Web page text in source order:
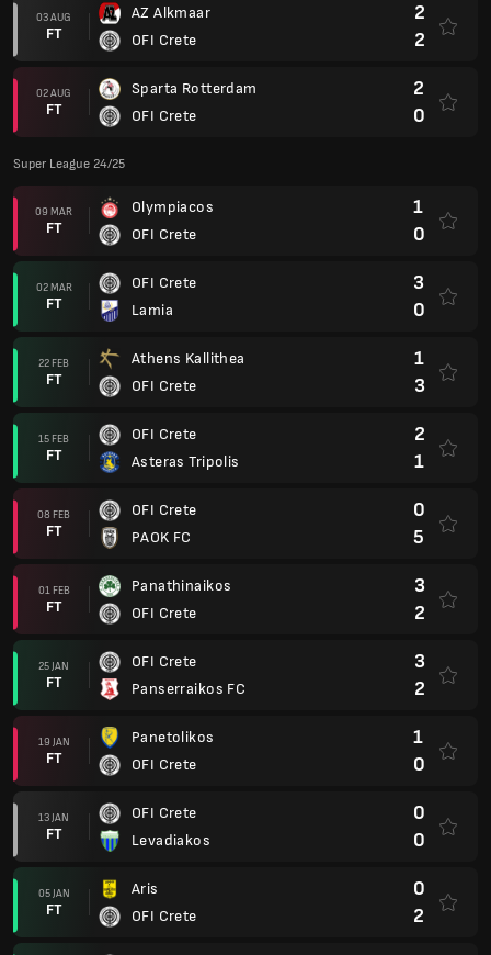
03 AUG
FT
AZ Alkmaar
OFI Crete
2
2
02 AUG
FT
Sparta Rotterdam
OFI Crete
2
0
Super League 24/25
09 MAR
FT
Olympiacos
OFI Crete
1
0
02 MAR
FT
OFI Crete
Lamia
3
0
22 FEB
FT
Athens Kallithea
OFI Crete
1
3
15 FEB
FT
OFI Crete
Asteras Tripolis
2
1
08 FEB
FT
OFI Crete
PAOK FC
0
5
01 FEB
FT
Panathinaikos
OFI Crete
3
2
25 JAN
FT
OFI Crete
Panserraikos FC
3
2
19 JAN
FT
Panetolikos
OFI Crete
1
0
13 JAN
FT
OFI Crete
Levadiakos
0
0
05 JAN
FT
Aris
OFI Crete
0
2